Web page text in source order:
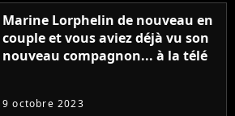
Marine Lorphelin de nouveau en
couple et vous aviez déjà vu son
nouveau compagnon... à la télé
9 octobre 2023